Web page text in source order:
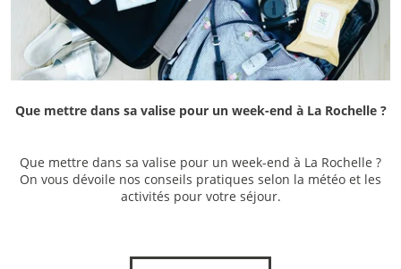
Que mettre dans sa valise pour un week-end à La Rochelle ?
Que mettre dans sa valise pour un week-end à La Rochelle ?
On vous dévoile nos conseils pratiques selon la météo et les
activités pour votre séjour.